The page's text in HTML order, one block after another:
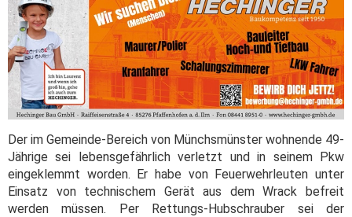
Der im Gemeinde-Bereich von Münchsmünster wohnende 49-
Jährige sei lebensgefährlich verletzt und in seinem Pkw
eingeklemmt worden. Er habe von Feuerwehrleuten unter
Einsatz von technischem Gerät aus dem Wrack befreit
werden müssen. Per Rettungs-Hubschrauber sei der